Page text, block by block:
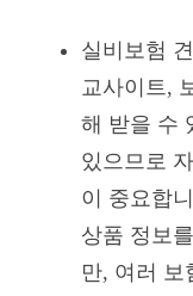
실비보험
교사이트,
해 받을 수
있으므로
이 중요합
상품 정보
만, 여러 보